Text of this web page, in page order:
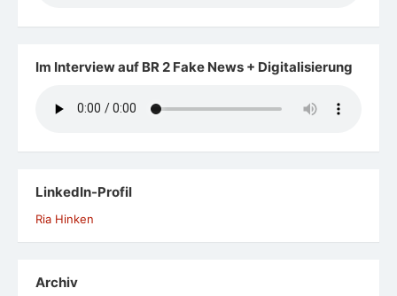
Im Interview auf BR 2 Fake News + Digitalisierung
LinkedIn-Profil
Ria Hinken
Archiv